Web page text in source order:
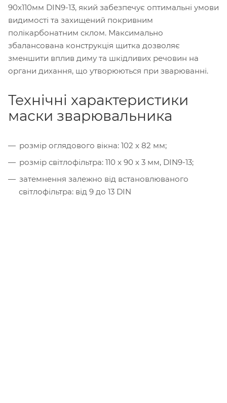
90x110мм DIN9-13, який забезпечує оптимальні умови
видимості та захищений покривним
полікарбонатним склом. Максимально
збалансована конструкція щитка дозволяє
зменшити вплив диму та шкідливих речовин на
органи дихання, що утворюються при зварюванні.
Технічні характеристики
маски зварювальника
розмір оглядового вікна: 102 х 82 мм;
розмір світлофільтра: 110 х 90 х 3 мм, DIN9-13;
затемнення залежно від встановлюваного
світлофільтра: від 9 до 13 DIN